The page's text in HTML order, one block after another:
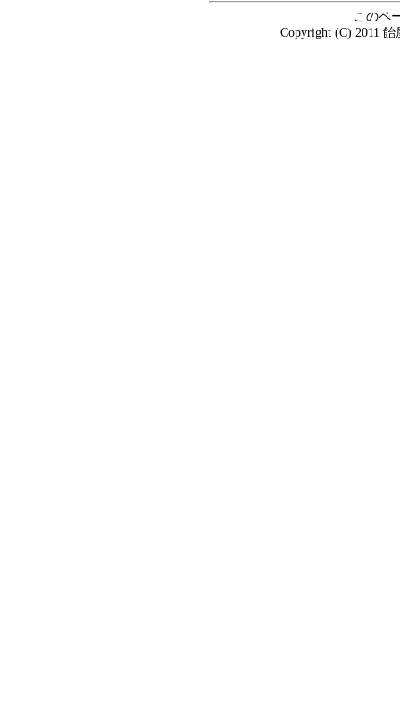
このペ
Copyright (C) 2011